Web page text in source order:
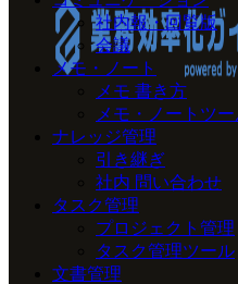
社内報・回覧版
会議
メモ・ノート
メモ 書き方
メモ・ノートツ
ナレッジ管理
引き継ぎ
社内 問い合わせ
タスク管理
プロジェクト管理
タスク管理ツール
文書管理